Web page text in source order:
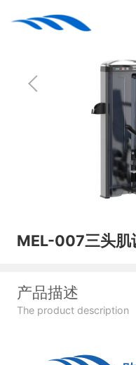
MEL-007三头肌
产品描述
The product description